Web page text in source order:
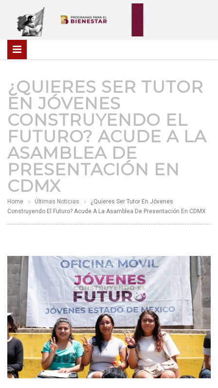
¿QUIERES SER TUTOR
EN JÓVENES
CONSTRUYENDO EL
FUTURO? ACUDE A LA
ASAMBLEA DE
PRESENTACIÓN EN
CDMX
Home Últimas Noticias
¿Quieres Ser Tutor En Jóvenes
Construyendo El Futuro? Acude A La Asamblea De Presentación En CDMX